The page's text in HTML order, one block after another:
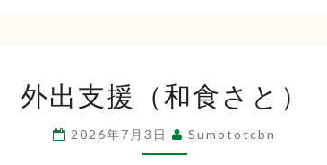
ッ
ト
ケ
出
支
援
外出支援（和食さと）
2026年7月3日 Sumototcbn